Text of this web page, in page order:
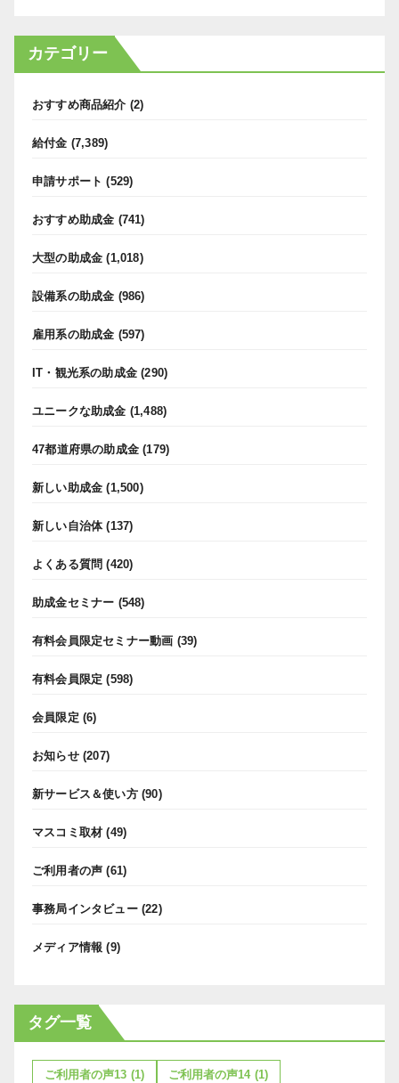
カテゴリー
おすすめ商品紹介 (2)
給付金 (7,389)
申請サポート (529)
おすすめ助成金 (741)
大型の助成金 (1,018)
設備系の助成金 (986)
雇用系の助成金 (597)
IT・観光系の助成金 (290)
ユニークな助成金 (1,488)
47都道府県の助成金 (179)
新しい助成金 (1,500)
新しい自治体(137)
よくある質問 (420)
助成金セミナー (548)
有料会員限定セミナー動画 (39)
有料会員限定 (598)
会員限定 (6)
お知らせ(207)
新サービス＆使い方(90)
マスコミ取材 (49)
ご利用者の声 (61)
事務局インタビュー(22)
メディア情報 (9)
タグ一覧
ご利用者の声13 (1) ご利用者の声14 (1)